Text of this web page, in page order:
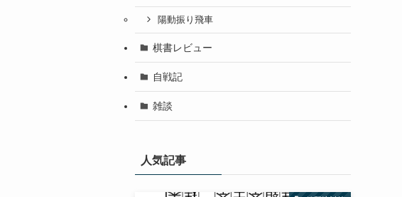
陽動振り飛車
棋書レビュー
自戦記
雑談
人気記事